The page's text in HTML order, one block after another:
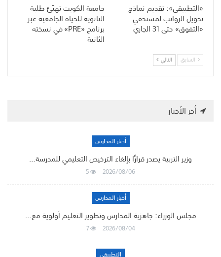
«التطبيقي»: تقديم نماذج
تحويل الرواتب لمستحقي
«التفوق» حتى 31 الجاري
جامعة الكويت تهيّئ طلبة
الثانوية للحياة الجامعية عبر
برنامج «PRE» في نسخته
الثانية
السابق التالي
أخر الأخبار
أخبار المدارس
وزير التربية يصدر قرارًا بإلغاء الترخيص التعليمي للمدرسة…
2026/08/06
5
أخبار المدارس
مجلس الوزراء: جاهزية المدارس وتطوير التعليم أولوية مع…
2026/08/04
7